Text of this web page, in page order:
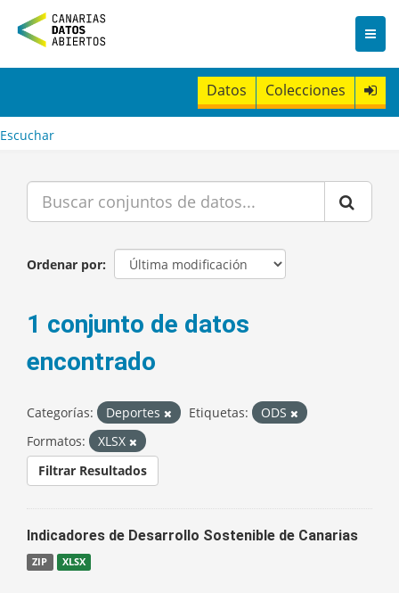
n
t
Datos Colecciones
Escuchar
Ordenar por
1 conjunto de datos
encontrado
Categorías: Deportes Etiquetas:
ODS
Formatos:
XLSX
Filtrar Resultados
Indicadores de Desarrollo Sostenible de Canarias
ZIP XLSX